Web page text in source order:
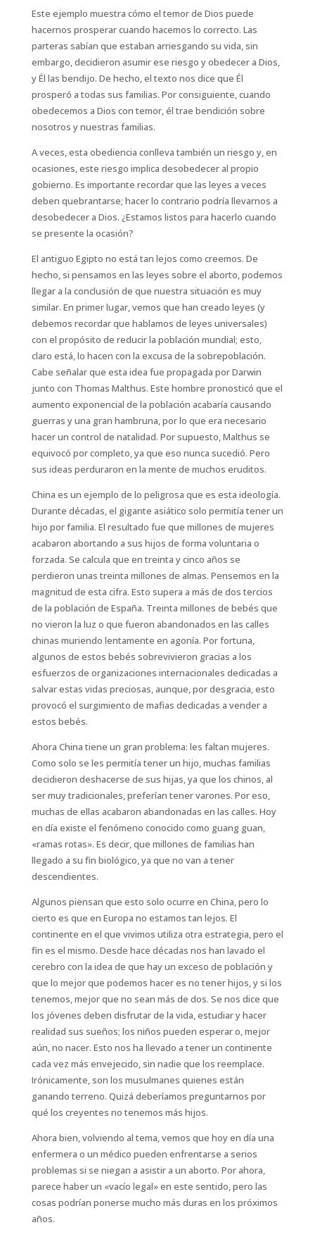
Este ejemplo muestra cómo el temor de Dios puede
hacernos prosperar cuando hacemos lo correcto. Las
parteras sabían que estaban arriesgando su vida, sin
embargo, decidieron asumir ese riesgo y obedecer a Dios,
y Él las bendijo. De hecho, el texto nos dice que Él
prosperó a todas sus familias. Por consiguiente, cuando
obedecemos a Dios con temor, él trae bendición sobre
nosotros y nuestras familias.
A veces, esta obediencia conlleva también un riesgo y, en
ocasiones, este riesgo implica desobedecer al propio
gobierno. Es importante recordar que las leyes a veces
deben quebrantarse; hacer lo contrario podría llevarnos a
desobedecer a Dios. ¿Estamos listos para hacerlo cuando
se presente la ocasión?
El antiguo Egipto no está tan lejos como creemos. De
hecho, si pensamos en las leyes sobre el aborto, podemos
llegar a la conclusión de que nuestra situación es muy
similar. En primer lugar, vemos que han creado leyes (y
debemos recordar que hablamos de leyes universales)
con el propósito de reducir la población mundial; esto,
claro está, lo hacen con la excusa de la sobrepoblación.
Cabe señalar que esta idea fue propagada por Darwin
junto con Thomas Malthus. Este hombre pronosticó que el
aumento exponencial de la población acabaría causando
guerras y una gran hambruna, por lo que era necesario
hacer un control de natalidad. Por supuesto, Malthus se
equivocó por completo, ya que eso nunca sucedió. Pero
sus ideas perduraron en la mente de muchos eruditos.
China es un ejemplo de lo peligrosa que es esta ideología.
Durante décadas, el gigante asiático solo permitía tener un
hijo por familia. El resultado fue que millones de mujeres
acabaron abortando a sus hijos de forma voluntaria o
forzada. Se calcula que en treinta y cinco años se
perdieron unas treinta millones de almas. Pensemos en la
magnitud de esta cifra. Esto supera a más de dos tercios
de la población de España. Treinta millones de bebés que
no vieron la luz o que fueron abandonados en las calles
chinas muriendo lentamente en agonía. Por fortuna,
algunos de estos bebés sobrevivieron gracias a los
esfuerzos de organizaciones internacionales dedicadas a
salvar estas vidas preciosas, aunque, por desgracia, esto
provocó el surgimiento de mafias dedicadas a vender a
estos bebés.
Ahora China tiene un gran problema: les faltan mujeres.
Como solo se les permitía tener un hijo, muchas familias
decidieron deshacerse de sus hijas, ya que los chinos, al
ser muy tradicionales, preferían tener varones. Por eso,
muchas de ellas acabaron abandonadas en las calles. Hoy
en día existe el fenómeno conocido como guang guan,
«ramas rotas». Es decir, que millones de familias han
llegado a su fin biológico, ya que no van a tener
descendientes.
Algunos piensan que esto solo ocurre en China, pero lo
cierto es que en Europa no estamos tan lejos. El
continente en el que vivimos utiliza otra estrategia, pero el
fin es el mismo. Desde hace décadas nos han lavado el
cerebro con la idea de que hay un exceso de población y
que lo mejor que podemos hacer es no tener hijos, y si los
tenemos, mejor que no sean más de dos. Se nos dice que
los jóvenes deben disfrutar de la vida, estudiar y hacer
realidad sus sueños; los niños pueden esperar o, mejor
aún, no nacer. Esto nos ha llevado a tener un continente
cada vez más envejecido, sin nadie que los reemplace.
Irónicamente, son los musulmanes quienes están
ganando terreno. Quizá deberíamos preguntarnos por
qué los creyentes no tenemos más hijos.
Ahora bien, volviendo al tema, vemos que hoy en día una
enfermera o un médico pueden enfrentarse a serios
problemas si se niegan a asistir a un aborto. Por ahora,
parece haber un «vacío legal» en este sentido, pero las
cosas podrían ponerse mucho más duras en los próximos
años.